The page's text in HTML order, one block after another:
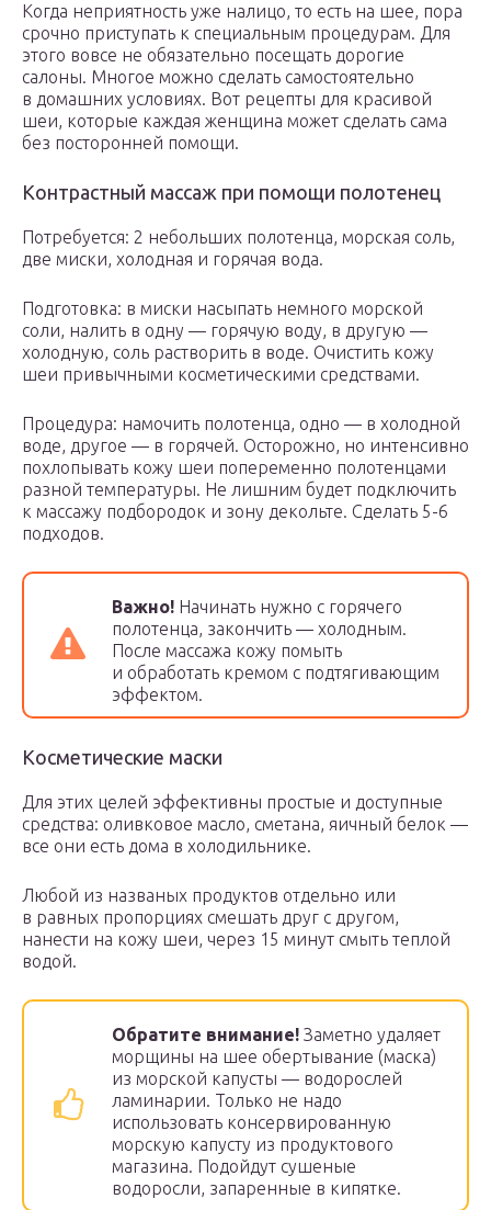
Когда неприятность уже налицо, то есть на шее, пора
срочно приступать к специальным процедурам. Для
этого вовсе не обязательно посещать дорогие
салоны. Многое можно сделать самостоятельно
в домашних условиях. Вот рецепты для красивой
шеи, которые каждая женщина может сделать сама
без посторонней помощи.
Контрастный массаж при помощи полотенец
Потребуется: 2 небольших полотенца, морская соль,
две миски, холодная и горячая вода.
Подготовка: в миски насыпать немного морской
соли, налить в одну — горячую воду, в другую —
холодную, соль растворить в воде. Очистить кожу
шеи привычными косметическими средствами.
Процедура: намочить полотенца, одно — в холодной
воде, другое — в горячей. Осторожно, но интенсивно
похлопывать кожу шеи попеременно полотенцами
разной температуры. Не лишним будет подключить
к массажу подбородок и зону декольте. Сделать 5-6
подходов.
Важно! Начинать нужно с горячего
полотенца, закончить — холодным.
После массажа кожу помыть
и обработать кремом с подтягивающим
эффектом.
Косметические маски
Для этих целей эффективны простые и доступные
средства: оливковое масло, сметана, яичный белок —
все они есть дома в холодильнике.
Любой из названых продуктов отдельно или
в равных пропорциях смешать друг с другом,
нанести на кожу шеи, через 15 минут смыть теплой
водой.
Обратите внимание! Заметно удаляет
морщины на шее обертывание (маска)
из морской капусты — водорослей
ламинарии. Только не надо
использовать консервированную
морскую капусту из продуктового
магазина. Подойдут сушеные
водоросли, запаренные в кипятке.